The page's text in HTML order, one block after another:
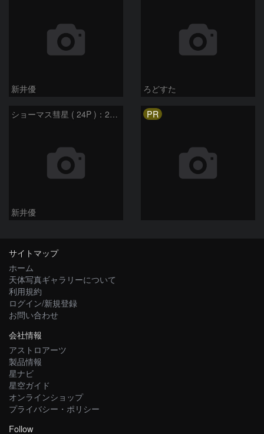
新井優 ろどすた
ショーマス彗星 ( 24P )：2026/04/08
新井優
PR
サイトマップ
ホーム
天体写真ギャラリーについて
利用規約
ログイン/新規登録
お問い合わせ
会社情報
アストロアーツ
製品情報
星ナビ
星空ガイド
オンラインショップ
プライバシー・ポリシー
Follow